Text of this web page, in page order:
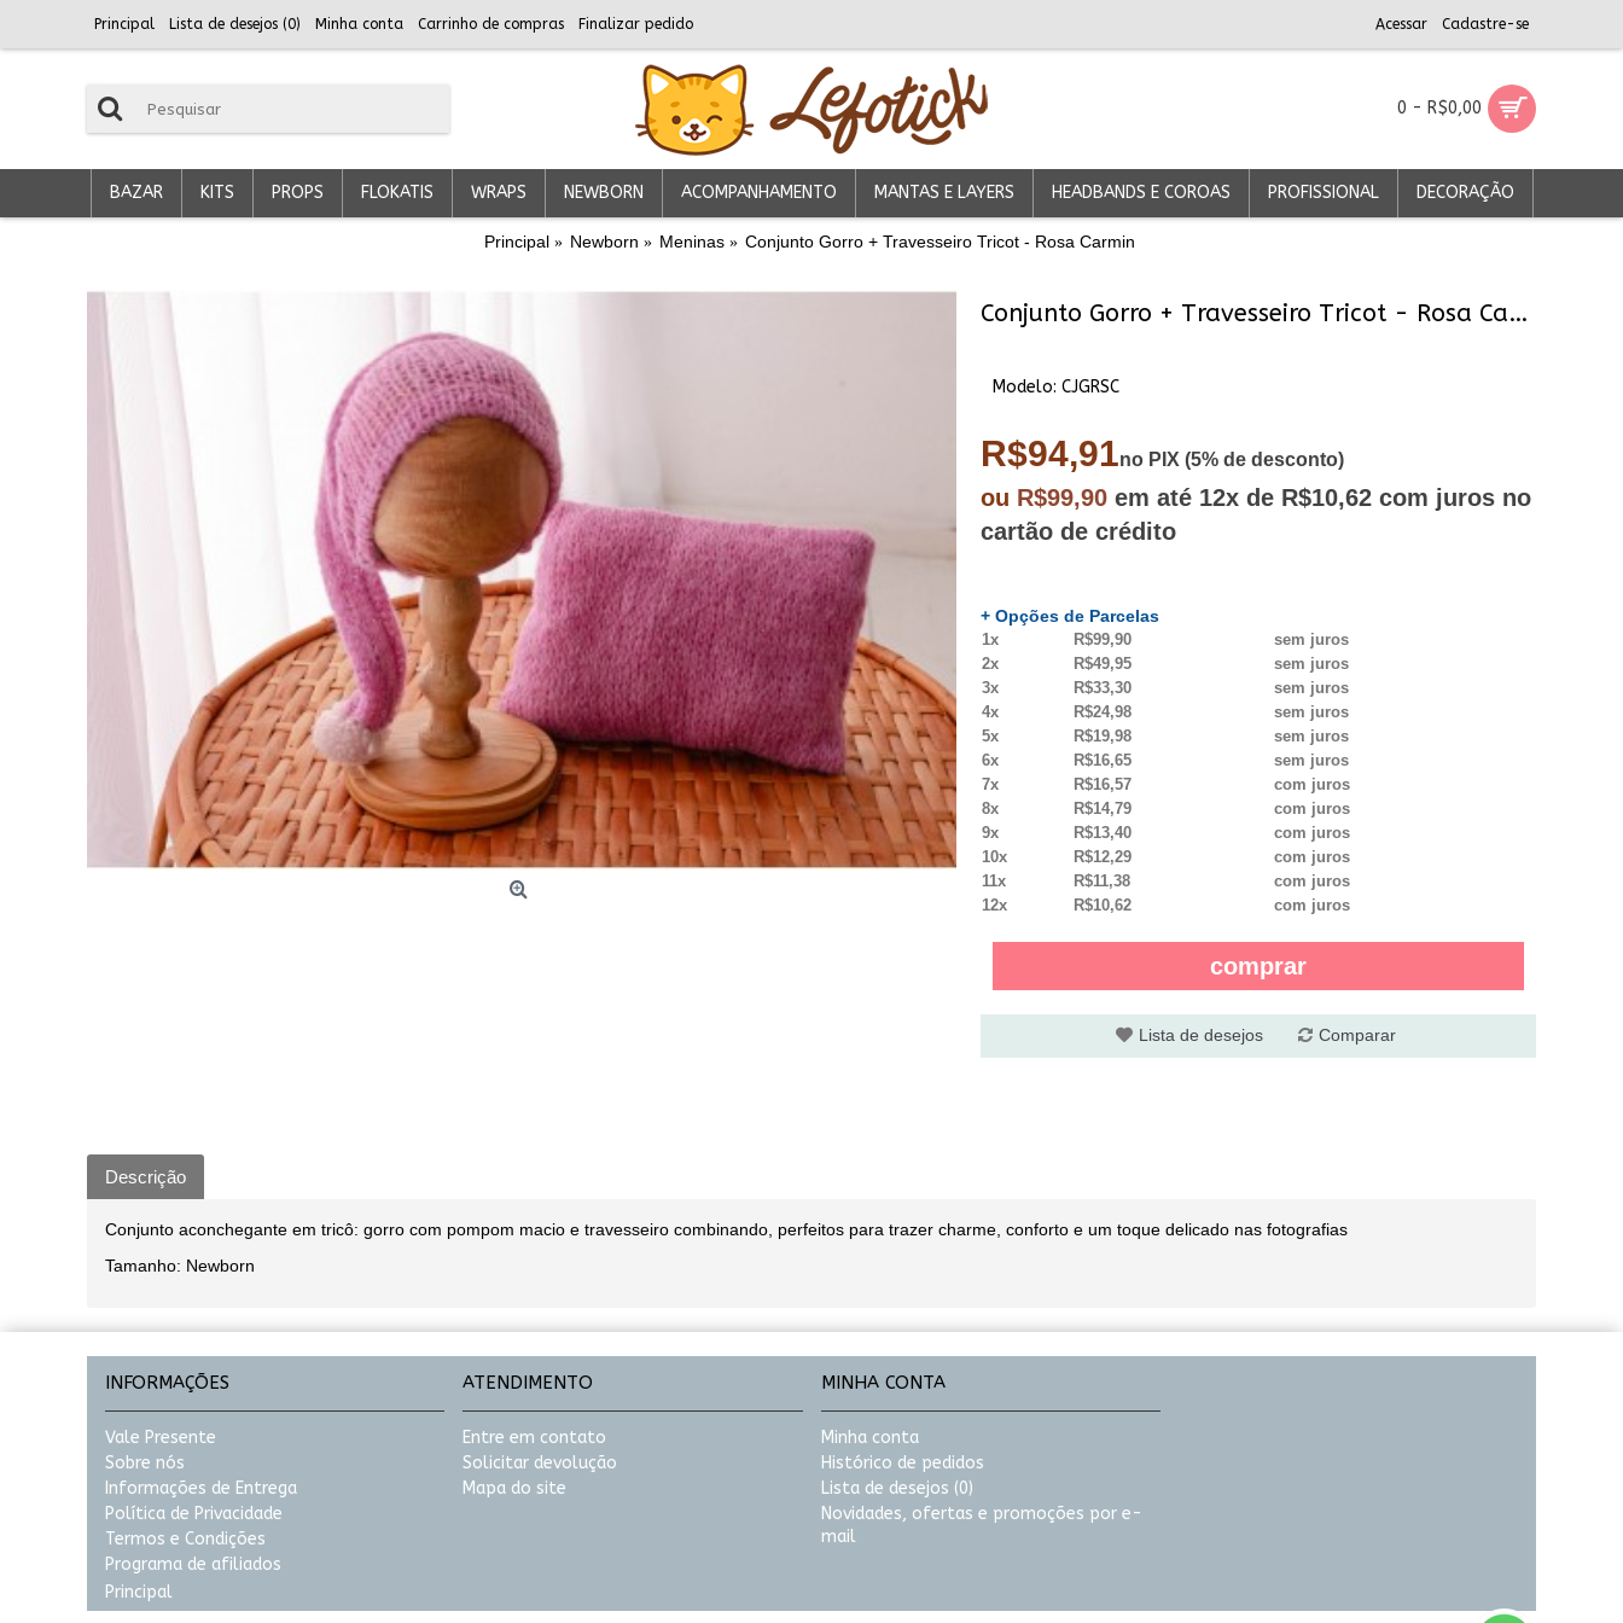
Principal Lista de desejos (0) Minha conta Carrinho de compras Finalizar pedido Acessar Cadastre-se
0 - R$0,00
BAZAR KITS PROPS FLOKATIS WRAPS NEWBORN ACOMPANHAMENTO MANTAS E LAYERS HEADBANDS E COROAS PROFISSIONAL DECORAÇÃO
Principal Newborn Meninas Conjunto Gorro + Travesseiro Tricot - Rosa Carmin
Conjunto Gorro + Travesseiro Tricot - Rosa Carmin
Modelo: CJGRSC
R$94,91no PIX (5% de desconto)
ou R$99,90 em até 12x de R$10,62 com juros no
cartão de crédito
+ Opções de Parcelas
1x R$99,90
sem juros
2x
R$49,95
sem juros
3x
R$33,30
sem juros
4x
R$24,98
sem juros
5x
R$19,98
sem juros
6x
R$16,65
sem juros
7x
R$16,57
com juros
8x
R$14,79
com juros
9x
R$13,40
com juros
10x
R$12,29
com juros
11x
R$11,38
com juros
12x
R$10,62 com juros
comprar
Lista de desejos Comparar
Descrição
Conjunto aconchegante em tricô: gorro com pompom macio e travesseiro combinando, perfeitos para trazer charme, conforto e um toque delicado nas fotografias
Tamanho: Newborn
INFORMAÇÕES
Vale Presente
Sobre nós
Informações de Entrega
Política de Privacidade
Termos e Condições
Programa de afiliados
Principal
ATENDIMENTO
Entre em contato
Solicitar devolução
Mapa do site
MINHA CONTA
Minha conta
Histórico de pedidos
Lista de desejos (0)
Novidades, ofertas e promoções por e-
mail